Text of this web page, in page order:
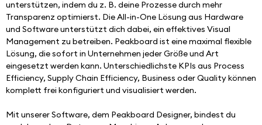
unterstützen, indem du z. B. deine Prozesse durch mehr
Transparenz optimierst. Die All-in-One Lösung aus Hardware
und Software unterstützt dich dabei, ein effektives Visual
Management zu betreiben. Peakboard ist eine maximal flexible
Lösung, die sofort in Unternehmen jeder Größe und Art
eingesetzt werden kann. Unterschiedlichste KPIs aus Process
Efficiency, Supply Chain Efficiency, Business oder Quality können
komplett frei konfiguriert und visualisiert werden.
Mit unserer Software, dem Peakboard Designer, bindest du